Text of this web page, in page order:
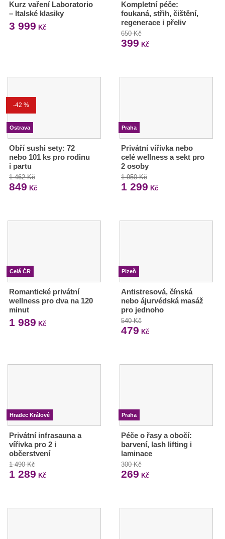
Kurz vaření Laboratorio
– Italské klasiky
3 999 Kč
Kompletní péče:
foukaná, střih, čištění,
regenerace i přeliv
650 Kč
399 Kč
-42 %
Ostrava
Obří sushi sety: 72
nebo 101 ks pro rodinu
i partu
1 462 Kč
849 Kč
Praha
Privátní vířivka nebo
celé wellness a sekt pro
2 osoby
1 950 Kč
1 299 Kč
Celá ČR
Romantické privátní
wellness pro dva na 120
minut
1 989 Kč
Plzeň
Antistresová, čínská
nebo ájurvédská masáž
pro jednoho
540 Kč
479 Kč
Hradec Králové
Privátní infrasauna a
vířivka pro 2 i
občerstvení
1 490 Kč
1 289 Kč
Praha
Péče o řasy a obočí:
barvení, lash lifting i
laminace
300 Kč
269 Kč